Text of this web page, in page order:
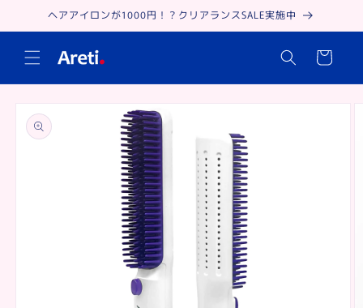
Skip to
content
ヘアアイロンが1000円！？クリアランスSALE実施中
Cart
product
information